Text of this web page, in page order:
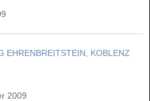
EHRENBREITSTEIN, KOBLENZ
2009